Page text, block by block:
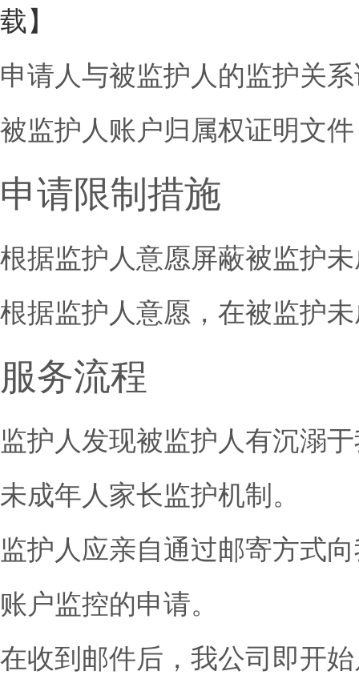
载】
申请人与被监护人的监护关
被监护人账户归属权证明文
申请限制措施
根据监护人意愿屏蔽被监护
根据监护人意愿，在被监护
服务流程
监护人发现被监护人有沉溺
未成年人家长监护机制。
监护人应亲自通过邮寄方式
账户监控的申请。
在收到邮件后，我公司即开